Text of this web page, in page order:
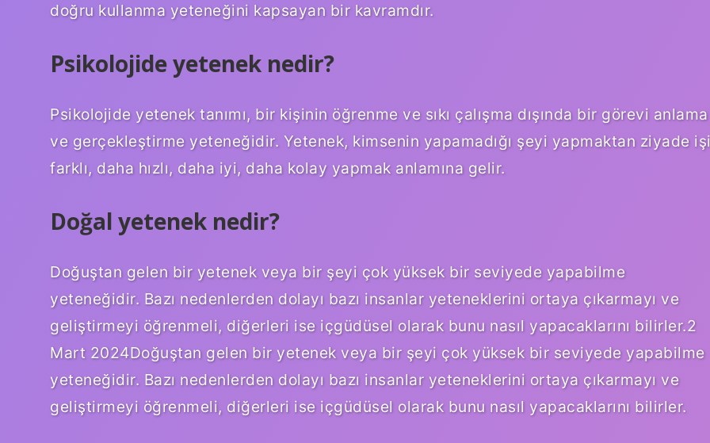
doğru kullanma yeteneğini kapsayan bir kavramdır.
Psikolojide yetenek nedir?
Psikolojide yetenek tanımı, bir kişinin öğrenme ve sıkı çalışma dışında bir görevi anlama
ve gerçekleştirme yeteneğidir. Yetenek, kimsenin yapamadığı şeyi yapmaktan ziyade
farklı, daha hızlı, daha iyi, daha kolay yapmak anlamına gelir.
Doğal yetenek nedir?
Doğuştan gelen bir yetenek veya bir şeyi çok yüksek bir seviyede yapabilme
yeteneğidir. Bazı nedenlerden dolayı bazı insanlar yeteneklerini ortaya çıkarmayı ve
geliştirmeyi öğrenmeli, diğerleri ise içgüdüsel olarak bunu nasıl yapacaklarını bilirler.2
Mart 2024Doğuştan gelen bir yetenek veya bir şeyi çok yüksek bir seviyede yapabilme
yeteneğidir. Bazı nedenlerden dolayı bazı insanlar yeteneklerini ortaya çıkarmayı ve
geliştirmeyi öğrenmeli, diğerleri ise içgüdüsel olarak bunu nasıl yapacaklarını bilirler.